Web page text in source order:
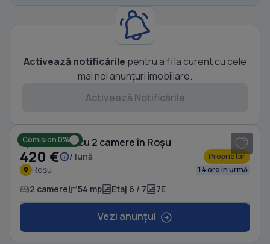
Activează notificările pentru a fi la curent cu cele
mai noi anunțuri imobiliare.
Activează Notificările
Comision 0%
Apartament cu 2 camere în Roșu
420 € / lună Proprietar
Roșu 14 ore în urmă
2 camere 54 mp Etaj 6 / 7 7E
Vezi anunțul